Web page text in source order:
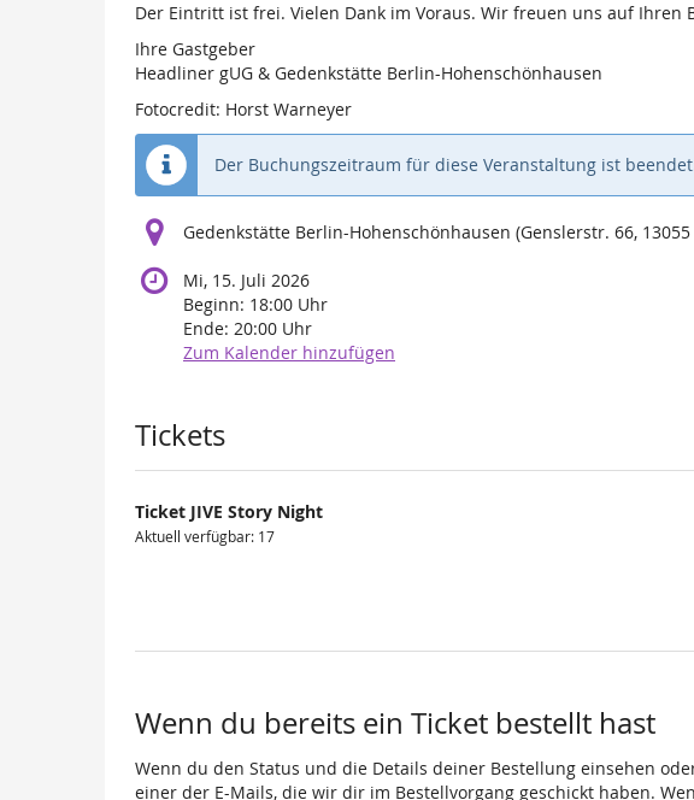
Der Eintritt ist frei. Vielen Dank im Voraus. Wir freuen uns auf Ihren
Ihre Gastgeber
Headliner gUG & Gedenkstätte Berlin-Hohenschönhausen
Fotocredit: Horst Warneyer
Der Buchungszeitraum für diese Veranstaltung ist
Gedenkstätte Berlin-Hohenschönhausen (Genslerstr. 66,
Mi, 15. Juli 2026
Beginn: 18:00 Uhr
Ende: 20:00 Uhr
Zum Kalender hinzufügen
Produkte
Tickets
Ticket JIVE Story Night
Aktuell verfügbar: 17
Wenn du bereits ein Ticket bestellt hast
Wenn du den Status und die Details deiner Bestellung einsehen
einer der E-Mails, die wir dir im Bestellvorgang geschickt haben.